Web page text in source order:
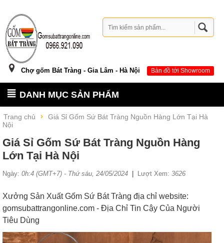
Chợ gốm Bát Tràng - Gia Lâm - Hà Nội Bản đồ tới Showroom
DANH MỤC SẢN PHẨM
Trang chủ
Giá Sỉ Gốm Sứ Bát Tràng Nguồn Hàng Lớn Tại Hà
Nội
Giá Sỉ Gốm Sứ Bát Tràng Nguồn Hàng
Lớn Tại Hà Nội
Ngày: 0h:4 (GMT+7) - Thứ sáu, 24/05/2024 Lượt Xem: 3626
Xưởng Sản Xuất Gốm Sứ Bát Tràng địa chỉ website:
gomsubattrangonline.com - Địa Chỉ Tin Cậy Của Người
Tiêu Dùng